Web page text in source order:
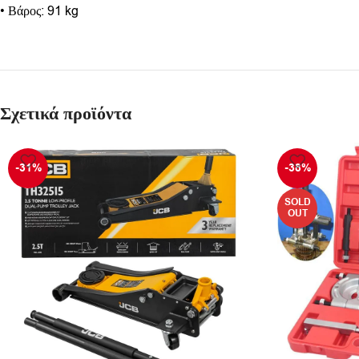
• Βάρος: 91 kg
Σχετικά προϊόντα
-31% -38%
SOLD
OUT